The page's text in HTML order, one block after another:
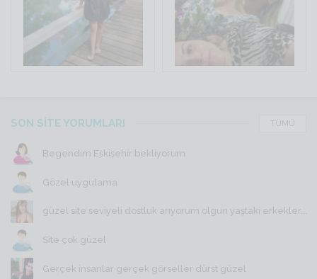
SON SİTE YORUMLARI TÜMÜ
Begendim Eskişehir bekliyorum
Gözel uygulama
güzel site seviyeli dostluk arıyorum olgun yaştaki erkekler...
Site çok güzel
Gerçek insanlar gerçek görseller dürst güzel